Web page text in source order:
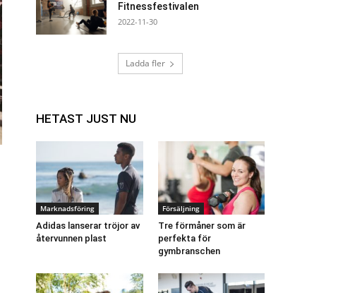
Fitnessfestivalen
2022-11-30
Ladda fler
HETAST JUST NU
Marknadsföring
Adidas lanserar tröjor av
återvunnen plast
Försäljning
Tre förmåner som är
perfekta för
gymbranschen